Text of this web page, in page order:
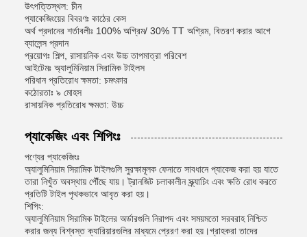
উৎপত্তিস্থল: চীন
প্যাকেজিংয়ের বিবরণঃ কাঠের কেস
অর্থ প্রদানের শর্তাবলীঃ 100% অগ্রিম/ 30% TT অগ্রিম, বিতরণ করার আগে
ব্যালেন্স প্রদান
প্রয়োগঃ শিল্প, রাসায়নিক এবং উচ্চ তাপমাত্রা পরিবেশ
আইটেমঃ অ্যালুমিনিয়াম সিরামিক টাইলস
পরিধান প্রতিরোধ ক্ষমতা: চমৎকার
কঠোরতাঃ ৯ মোহস
রাসায়নিক প্রতিরোধ ক্ষমতা: উচ্চ
প্যাকেজিং এবং শিপিংঃ
পণ্যের প্যাকেজিংঃ
অ্যালুমিনিয়াম সিরামিক টাইলগুলি সুরক্ষামূলক ফেনাতে সাবধানে প্যাকেজ করা হয় যাতে
তারা নিখুঁত অবস্থায় পৌঁছে যায়। ট্রানজিট চলাকালীন স্ক্র্যাচিং এবং ক্ষতি রোধ করতে
প্রতিটি টাইল পৃথকভাবে আবৃত করা হয়।
শিপিং:
অ্যালুমিনিয়াম সিরামিক টাইলের অর্ডারগুলি নিরাপদ এবং সময়মতো সরবরাহ নিশ্চিত
করার জন্য বিশ্বস্ত ক্যারিয়ারগুলির মাধ্যমে প্রেরণ করা হয়।গ্রাহকরা তাদের